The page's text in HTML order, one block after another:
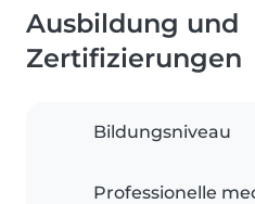
Ausbildung und
Zertifizierungen
Bildungsniveau
Professionelle